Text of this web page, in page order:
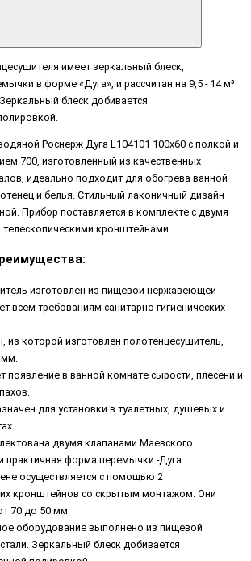
имеет зеркальный блеск,
в форме «Дуга», и рассчитан на 9,5 - 14 м³
блеск добивается
Роснерж Дуга L104101 100x60 с полкой и
700, изготовленный из качественных
идеально подходит для обогрева ванной
и белья. Стильный лаконичный дизайн
Прибор поставляется в комплекте с двумя
кронштейнами.
изготовлен из пищевой нержавеющей
всем требованиям санитарно-гигиенических
из которой изготовлен полотенцесушитель,
появление в ванной комнате сырости, плесени и
для установки в туалетных, душевых и
двумя клапанами Маевского.
практичная форма перемычки -Дуга.
осуществляется с помощью 2
кронштейнов со скрытым монтажом. Они
70 до 50 мм.
оборудование выполнено из пищевой
Зеркальный блеск добивается